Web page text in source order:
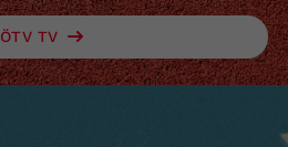
ÖTV TV